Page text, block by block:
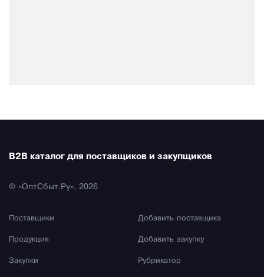
B2B каталог для поставщиков и закупщиков
© «ОптСбыт.Ру», 2026
Поставщики
Продукция
Закупки
Добавить поставщика
Добавить закупку
Рубрикатор